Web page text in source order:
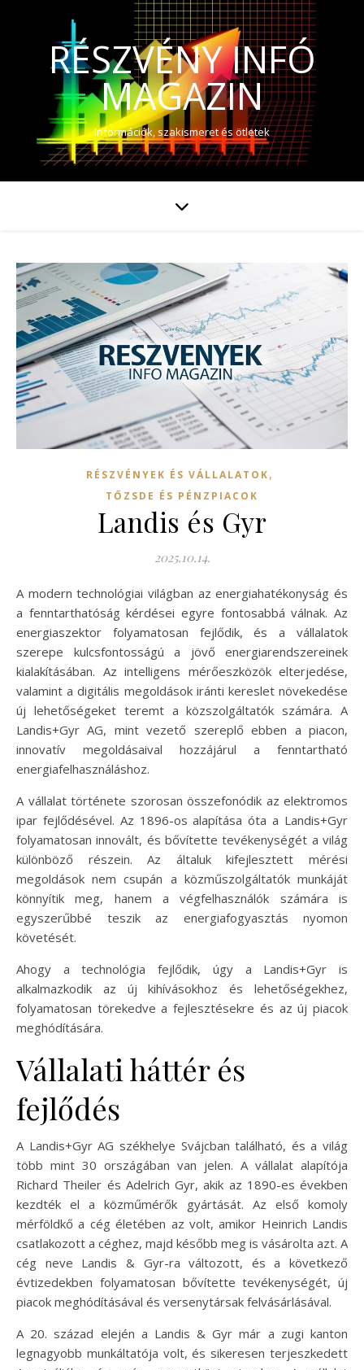
RÉSZVÉNY INFÓ
MAGAZIN
Információk, szakismeret és ötletek
RÉSZVÉNYEK ÉS VÁLLALATOK,
TŐZSDE ÉS PÉNZPIACOK
Landis és Gyr
2025.10.14.
A modern technológiai világban az energiahatékonyság és
a fenntarthatóság kérdései egyre fontosabbá válnak. Az
energiaszektor folyamatosan fejlődik, és a vállalatok
szerepe kulcsfontosságú a jövő energiarendszereinek
kialakításában. Az intelligens mérőeszközök elterjedése,
valamint a digitális megoldások iránti kereslet növekedése
új lehetőségeket teremt a közszolgáltatók számára. A
Landis+Gyr AG, mint vezető szereplő ebben a piacon,
innovatív megoldásaival hozzájárul a fenntartható
energiafelhasználáshoz.
A vállalat története szorosan összefonódik az elektromos
ipar fejlődésével. Az 1896-os alapítása óta a Landis+Gyr
folyamatosan innovált, és bővítette tevékenységét a világ
különböző részein. Az általuk kifejlesztett mérési
megoldások nem csupán a közműszolgáltatók munkáját
könnyítik meg, hanem a végfelhasználók számára is
egyszerűbbé teszik az energiafogyasztás nyomon
követését.
Ahogy a technológia fejlődik, úgy a Landis+Gyr is
alkalmazkodik az új kihívásokhoz és lehetőségekhez,
folyamatosan törekedve a fejlesztésekre és az új piacok
meghódítására.
Vállalati háttér és
fejlődés
A Landis+Gyr AG székhelye Svájcban található, és a világ
több mint 30 országában van jelen. A vállalat alapítója
Richard Theiler és Adelrich Gyr, akik az 1890-es években
kezdték el a közműmérők gyártását. Az első komoly
mérföldkő a cég életében az volt, amikor Heinrich Landis
csatlakozott a céghez, majd később meg is vásárolta azt. A
cég neve Landis & Gyr-ra változott, és a következő
évtizedekben folyamatosan bővítette tevékenységét, új
piacok meghódításával és versenytársak felvásárlásával.
A 20. század elején a Landis & Gyr már a zugi kanton
legnagyobb munkáltatója volt, és sikeresen terjeszkedett